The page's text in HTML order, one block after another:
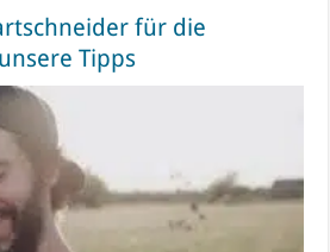
für die
Tipps